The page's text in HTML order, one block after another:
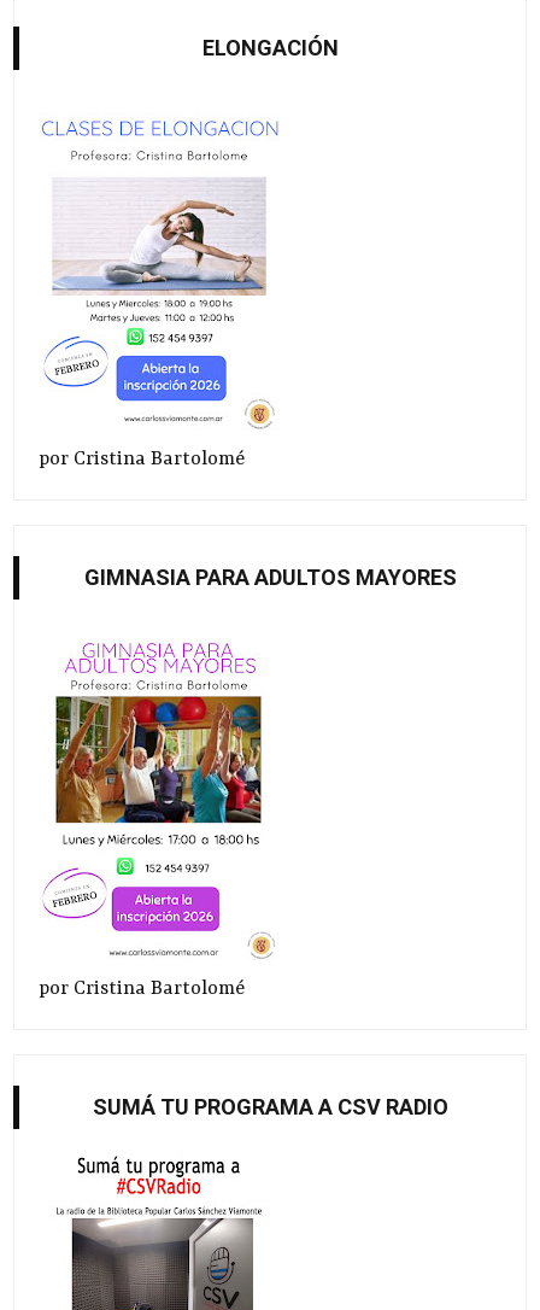
ELONGACIÓN
por Cristina Bartolomé
GIMNASIA PARA ADULTOS MAYORES
por Cristina Bartolomé
SUMÁ TU PROGRAMA A CSV RADIO